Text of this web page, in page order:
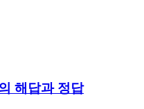
해답과 정답